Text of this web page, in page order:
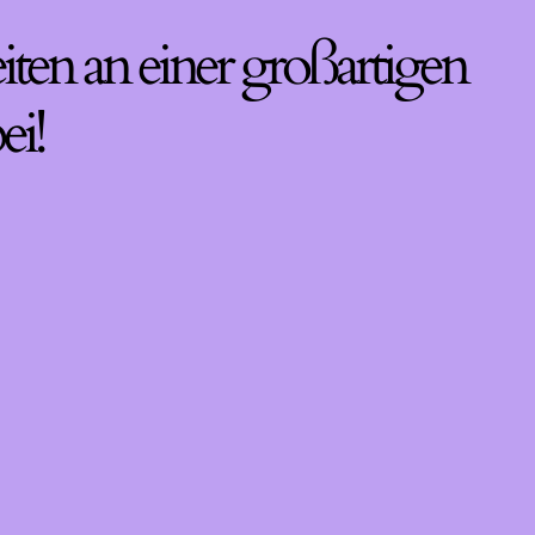
an einer großartigen